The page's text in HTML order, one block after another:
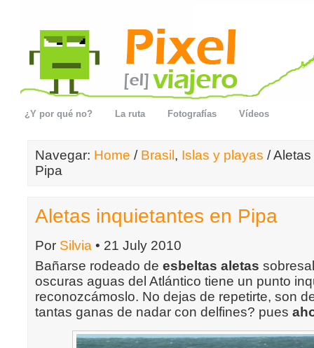
¿Y por qué no? La ruta Fotografías Vídeos
Navegar: Home / Brasil , Islas y playas /
Pipa
Aletas inquietantes en Pipa
Por Silvia • 21 July 2010
Bañarse rodeado de esbeltas aletas
oscuras aguas del Atlántico tiene un punto
reconozcámoslo. No dejas de repetirte, son
tantas ganas de nadar con delfines? pues